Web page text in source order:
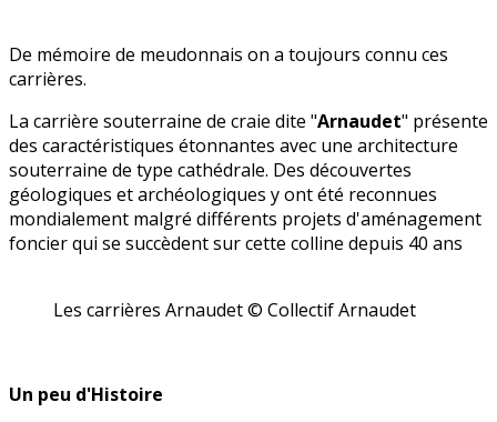
De mémoire de meudonnais on a toujours connu ces
carrières.
La carrière souterraine de craie dite "Arnaudet" présente
des caractéristiques étonnantes avec une architecture
souterraine de type cathédrale. Des découvertes
géologiques et archéologiques y ont été reconnues
mondialement malgré différents projets d'aménagement
foncier qui se succèdent sur cette colline depuis 40 ans
Les carrières Arnaudet © Collectif Arnaudet
Un peu d'Histoire